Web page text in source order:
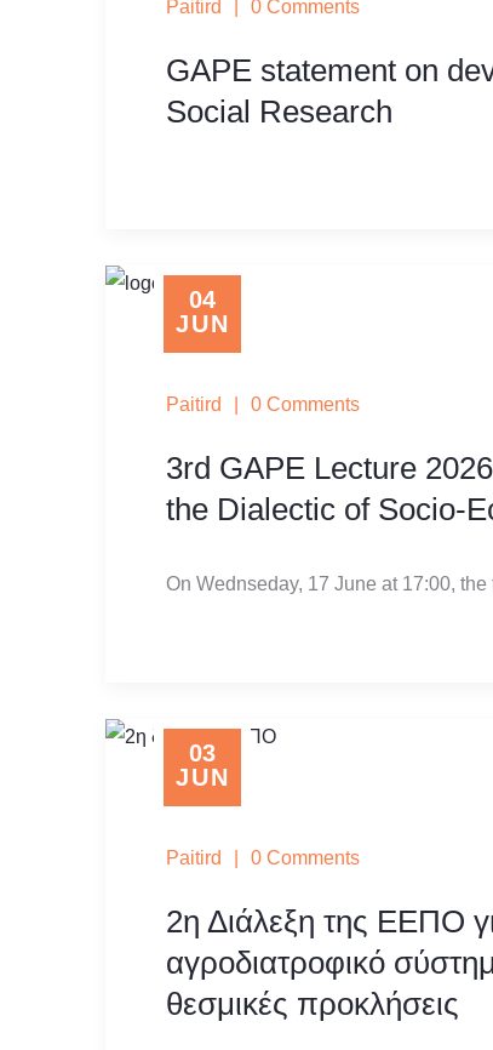
Paitird 0 Comments
GAPE statement on
Social Research
04
JUN
Paitird 0 Comments
3rd GAPE Lecture
the Dialectic of Socio-
On Wednseday, 17 June at 17:00, the
03
JUN
Paitird 0 Comments
2η Διάλεξη της ΕΕΠΟ
αγροδιατροφικό
θεσμικές προκλήσεις